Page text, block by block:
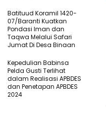
Batituud Koramil 1420-
07/Baranti Kuatkan
Pondasi Iman dan
Taqwa Melalui Safari
Jumat Di Desa Binaan
Kepedulian Babinsa
Pelda Gusti Terlihat
dalam Realisasi APBDES
dan Penetapan APBDES
2024